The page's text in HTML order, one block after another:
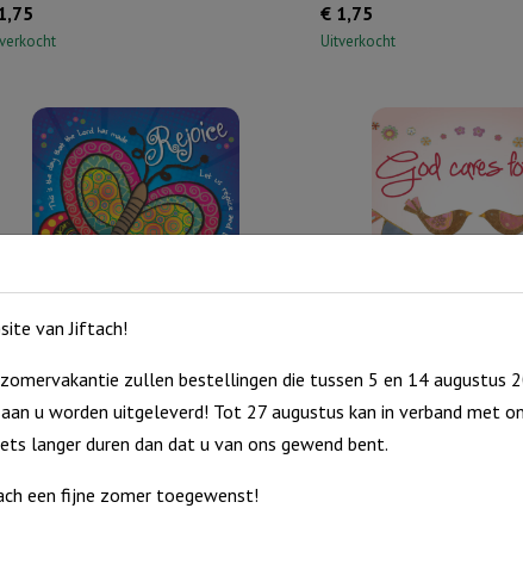
€1,75
Uitverkocht
€1,75
Uitverkocht
van Jiftach!
zullen bestellingen die tussen 5 en 14 augustus
u worden uitgeleverd! Tot 27 augustus kan in verband met
langer duren dan dat u van ons gewend bent.
een fijne zomer toegewenst!